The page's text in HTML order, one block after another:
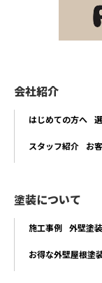
会社紹介
はじめての方へ
スタッフ紹介 お
塗装について
施工事例 外壁塗装
お得な外壁屋根塗